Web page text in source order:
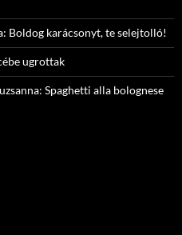
Boldog karácsonyt, te selejtolló!
ugrottak
Spaghetti alla bolognese